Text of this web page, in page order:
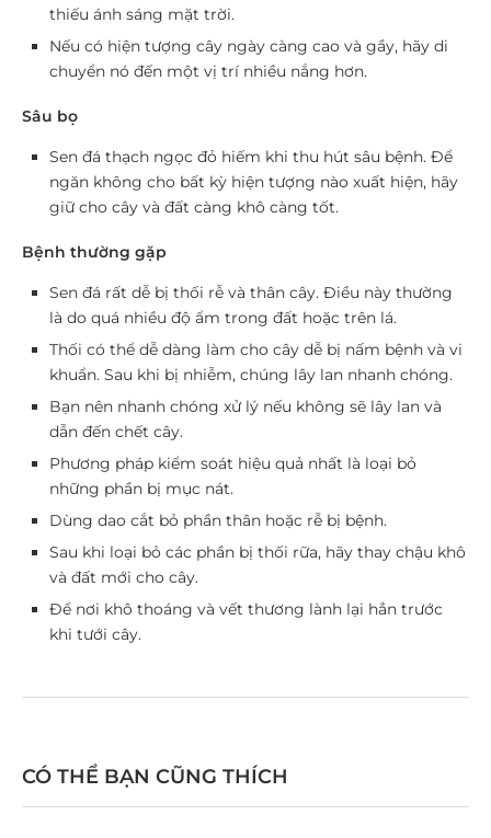
thiếu ánh sáng mặt trời.
Nếu có hiện tượng cây ngày càng cao và gầy, hãy di
chuyển nó đến một vị trí nhiều nắng hơn.
Sâu bọ
Sen đá thạch ngọc đỏ hiếm khi thu hút sâu bệnh. Để
ngăn không cho bất kỳ hiện tượng nào xuất hiện, hãy
giữ cho cây và đất càng khô càng tốt.
Bệnh thường gặp
Sen đá rất dễ bị thối rễ và thân cây. Điều này thường
là do quá nhiều độ ẩm trong đất hoặc trên lá.
Thối có thể dễ dàng làm cho cây dễ bị nấm bệnh và vi
khuẩn. Sau khi bị nhiễm, chúng lây lan nhanh chóng.
Bạn nên nhanh chóng xử lý nếu không sẽ lây lan và
dẫn đến chết cây.
Phương pháp kiểm soát hiệu quả nhất là loại bỏ
những phần bị mục nát.
Dùng dao cắt bỏ phần thân hoặc rễ bị bệnh.
Sau khi loại bỏ các phần bị thối rữa, hãy thay chậu khô
và đất mới cho cây.
Để nơi khô thoáng và vết thương lành lại hẳn trước
khi tưới cây.
CÓ THỂ BẠN CŨNG THÍCH